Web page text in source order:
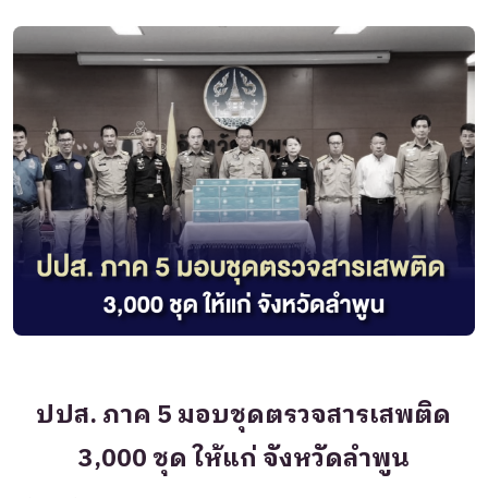
ปปส. ภาค 5 มอบชุดตรวจสารเสพติด
3,000 ชุด ให้แก่ จังหวัดลำพูน